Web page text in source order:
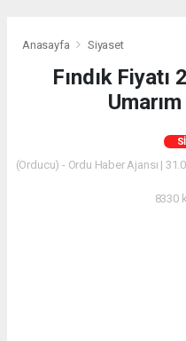
Anasayfa Siyaset
Fındık
(Orducu) - Ordu Haber Ajansı |
8330